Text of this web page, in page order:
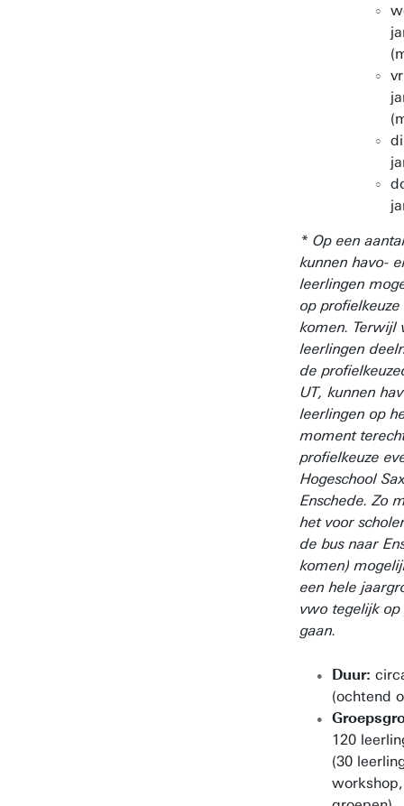
* Op een
kunnen havo-
leerlingen
op
komen. Terwijl
leerlingen
de
UT, kunnen
leerlingen op
moment
profielkeuze
Hogeschool
Enschede. Zo
het voor
de bus naar
komen)
een hele
vwo tegelijk
gaan.
Duur:
(ochtend
120
(30